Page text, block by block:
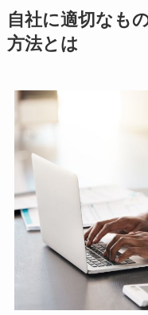
自社に適切なも
方法とは